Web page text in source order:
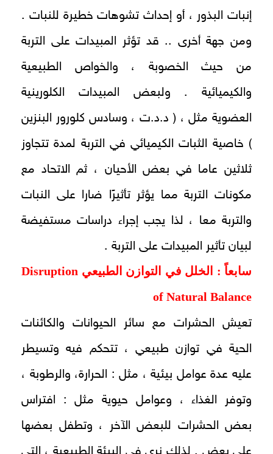
إنبات البذور ، أو إحداث تشوهات خطيرة للنبات .
ومن جهة أخرى .. قد تؤثر المبيدات على التربة
من حيث الخصوبة ، والخواص الطبيعية
والكيميائية . ولبعض المبيدات الكلورينية
العضوية مثل ، ( د.د.ت ، وسادس كلورور البنزين
) خاصية الثبات الكيميائي في التربة لمدة تتجاوز
ثلاثين عاما في بعض الأحيان ، ثم الاتحاد مع
مكونات التربة مما يؤثر تأثيرًا ضارا على النبات
والتربة معا ، لذا يجب إجراء دراسات مستفيضة
لبيان تأثير المبيدات على التربة .
سابعاً : الخلل في التوازن الطبيعي Disruption
of Natural Balance
تعيش الحشرات مع سائر الحيوانات والكائنات
الحية في توازن طبيعي ، تتحكم فيه وتسيطر
عليه عدة عوامل بيئية ، مثل : الحرارة، والرطوبة ،
وتوفر الغذاء ، وعوامل حيوية مثل : افتراس
بعض الحشرات للبعض الآخر ، وتطفل بعضها